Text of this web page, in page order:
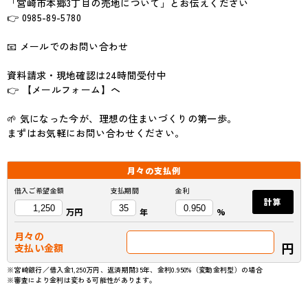
「宮崎市本郷3丁目の売地について」とお伝えください
👉 0985-89-5780
📧 メールでのお問い合わせ
資料請求・現地確認は24時間受付中
👉 【メールフォーム】へ
🌱 気になった今が、理想の住まいづくりの第一歩。
まずはお気軽にお問い合わせください。
月々の支払例
借入ご希望金額
万円
支払期間
年
金利
%
計算
月々の
支払い金額
円
※宮崎銀行／借入金1,250万円、返済期間35年、金利0.950%（変動金利型）の場合
※審査により金利は変わる可能性があります。